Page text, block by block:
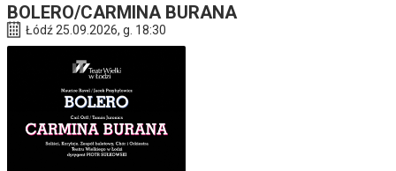
BOLERO/CARMINA BURANA
Łódź 25.09.2026, g. 18:30